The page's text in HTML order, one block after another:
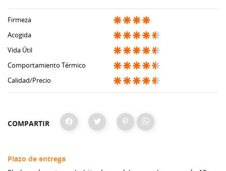
Firmeza
Acogida
Vida Útil
Comportamiento Térmico
Calidad/Precio
COMPARTIR
Plazo de entrega